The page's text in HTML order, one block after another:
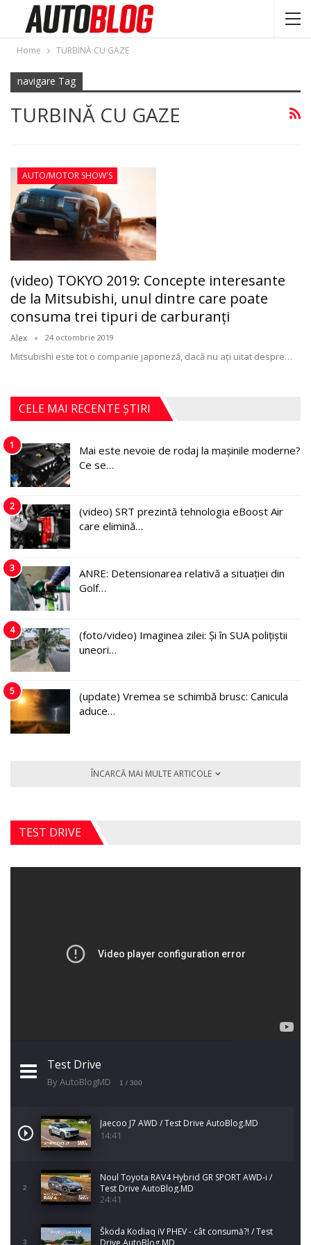
Home TURBINĂ CU GAZE
navigare Tag
TURBINĂ CU GAZE
AUTO/MOTOR SHOW'S
(video) TOKYO 2019: Concepte interesante
de la Mitsubishi, unul dintre care poate
consuma trei tipuri de carburanţi
Alex 24 octombrie 2019
Mitsubishi este tot o companie japoneză, dacă nu aţi uitat despre…
CELE MAI RECENTE ȘTIRI
1
Mai este nevoie de rodaj la mașinile moderne?
Ce se…
2
(video) SRT prezintă tehnologia eBoost Air
care elimină…
3
ANRE: Detensionarea relativă a situației din
Golf…
4
(foto/video) Imaginea zilei: Și în SUA polițiștii
uneori…
5
(update) Vremea se schimbă brusc: Canicula
aduce…
ÎNCARCĂ MAI MULTE ARTICOLE
TEST DRIVE
Test Drive
By AutoBlogMD 1 / 300
Jaecoo J7 AWD / Test Drive AutoBlog.MD
14:41
2
Noul Toyota RAV4 Hybrid GR SPORT AWD-i /
Test Drive AutoBlog.MD
24:41
3
Škoda Kodiaq iV PHEV - cât consumă?! / Test
Drive AutoBlog.MD